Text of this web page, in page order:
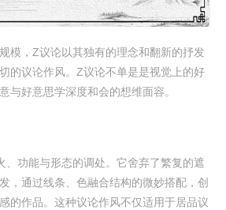
模，Z议论以其独有的理念和翻新的抒发
的议论作风。Z议论不单是是视觉上的好
与好意思学深度和会的想维面容。
、功能与形态的调处。它舍弃了繁复的遮
，通过线条、色融合结构的微妙搭配，创
的作品。这种议论作风不仅适用于居品议